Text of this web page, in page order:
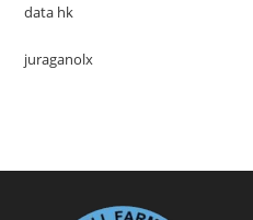
data hk
juraganolx